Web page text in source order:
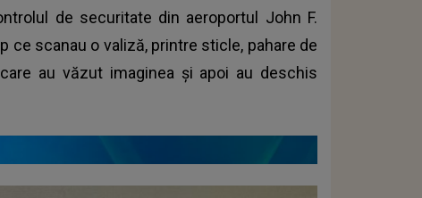
de securitate din aeroportul John F.
ce scanau o valiză, printre sticle, pahare de
au văzut imaginea și apoi au deschis